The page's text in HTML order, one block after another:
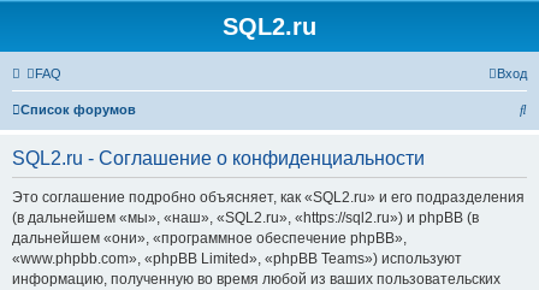
SQL2.ru
FAQ Вход
Список форумов
П
SQL2.ru - Соглашение о конфиденциальности
Это соглашение подробно объясняет, как «SQL2.ru» и его подразделения
(в дальнейшем «мы», «наш», «SQL2.ru», «https://sql2.ru») и phpBB (в
дальнейшем «они», «программное обеспечение phpBB»,
«www.phpbb.com», «phpBB Limited», «phpBB Teams») используют
информацию, полученную во время любой из ваших пользовательских